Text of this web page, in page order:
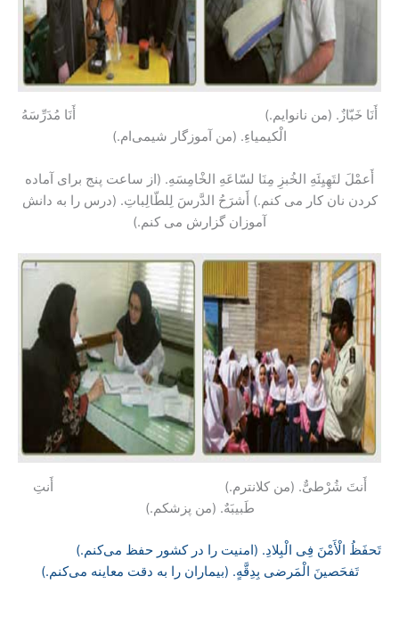
أَنَا خَبّازٌ. (من نانوایم.) أَنَا مُدَرِّسَهُ
الْکیمیاءِ. (من آموزگار شیمی‌ام.)
أَعمْلَ لتَهِیِئَهِ الخُبزِ مِنَا لسّاعَهِ الخْامِسَهِ. (از ساعت پنج برای آماده
کردن نان کار می کنم.) أَشرَحُ الدَّرسَ لِلطّالِباتِ. (درس را به دانش
آموزان گزارش می کنم.)
أَنتَ شُرْطیٌّ. (من کلانترم.) أَنتِ
طَبیبَهٌ. (من پزشکم.)
تَحفَظُ الْأَمْنَ فِی الْبِلادِ. (امنیت را در کشور حفظ می‌کنم.)
تَفحَصینَ الْمَرضی بِدِقَّهٍ. (بیماران را به دقت معاینه می‌کنم.)